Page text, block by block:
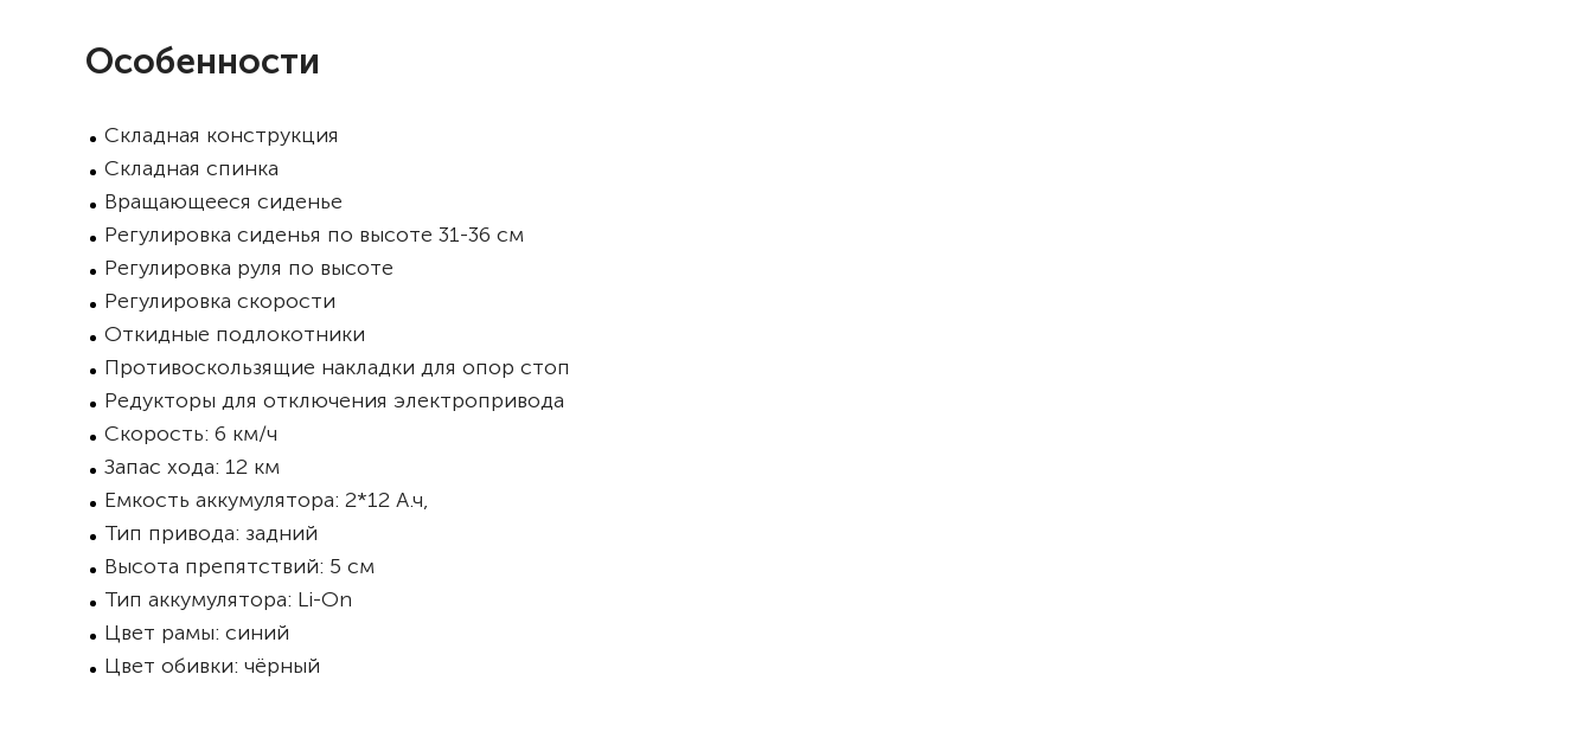
Особенности
Складная конструкция
Складная спинка
Вращающееся сиденье
Регулировка сиденья по высоте 31-36 см
Регулировка руля по высоте
Регулировка скорости
Откидные подлокотники
Противоскользящие накладки для опор стоп
Редукторы для отключения электропривода
Скорость: 6 км/ч
Запас хода: 12 км
Емкость аккумулятора: 2*12 А.ч,
Тип привода: задний
Высота препятствий: 5 см
Тип аккумулятора: Li-On
Цвет рамы: синий
Цвет обивки: чёрный